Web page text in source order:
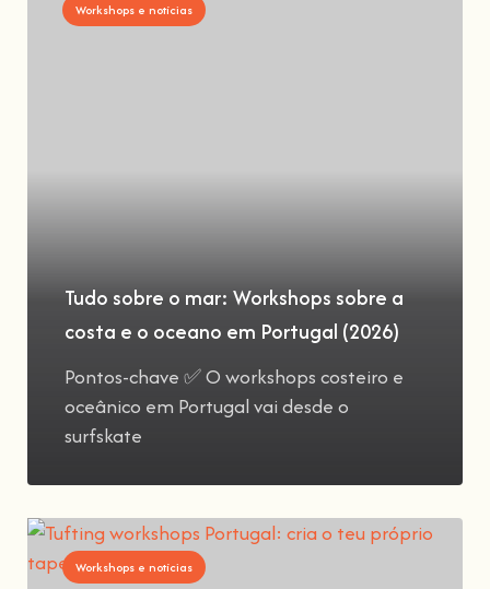
Workshops e notícias
Tudo sobre o mar: Workshops sobre a
costa e o oceano em Portugal (2026)
Pontos-chave ✅ O workshops costeiro e
oceânico em Portugal vai desde o
surfskate
Workshops e notícias